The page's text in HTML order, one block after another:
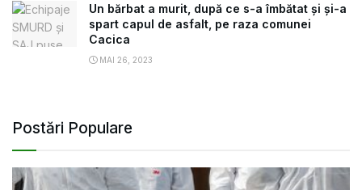
Un bărbat a murit, după ce s-a îmbătat și și-a
spart capul de asfalt, pe raza comunei
Cacica
MAI 26, 2023
Postări Populare